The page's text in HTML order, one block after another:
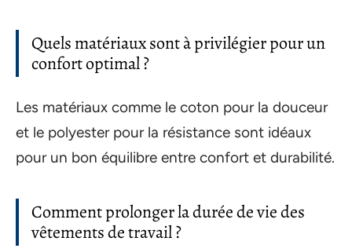
Quels matériaux sont à privilégier pour un
confort optimal ?
Les matériaux comme le coton pour la douceur
et le polyester pour la résistance sont idéaux
pour un bon équilibre entre confort et durabilité.
Comment prolonger la durée de vie des
vêtements de travail ?